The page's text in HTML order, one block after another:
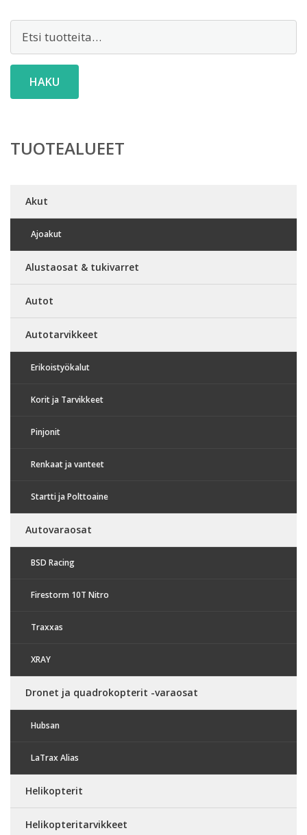
Etsi:
HAKU
TUOTEALUEET
Akut
Ajoakut
Alustaosat & tukivarret
Autot
Autotarvikkeet
Erikoistyökalut
Korit ja Tarvikkeet
Pinjonit
Renkaat ja vanteet
Startti ja Polttoaine
Autovaraosat
BSD Racing
Firestorm 10T Nitro
Traxxas
XRAY
Dronet ja quadrokopterit -varaosat
Hubsan
LaTrax Alias
Helikopterit
Helikopteritarvikkeet